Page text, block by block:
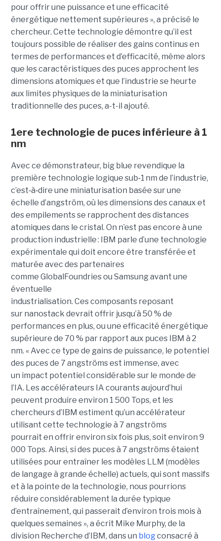
pour offrir une puissance et une efficacité
énergétique nettement supérieures », a précisé le
chercheur. Cette technologie démontre qu’il est
toujours possible de réaliser des gains continus en
termes de performances et d’efficacité, même alors
que les caractéristiques des puces approchent les
dimensions atomiques et que l’industrie se heurte
aux limites physiques de la miniaturisation
traditionnelle des puces, a-t-il ajouté.
1ere technologie de puces inférieure à 1
nm
Avec ce démonstrateur, big blue revendique la
première technologie logique sub‑1 nm de l’industrie,
c’est‑à‑dire une miniaturisation basée sur une
échelle d’angström, où les dimensions des canaux et
des empilements se rapprochent des distances
atomiques dans le cristal. On n’est pas encore à une
production industrielle : IBM parle d’une technologie
expérimentale qui doit encore être transférée et
maturée avec des partenaires
comme GlobalFoundries ou Samsung avant une
éventuelle
industrialisation. Ces composants reposant
sur nanostack devrait offrir jusqu’à 50 % de
performances en plus, ou une efficacité énergétique
supérieure de 70 % par rapport aux puces IBM à 2
nm. « Avec ce type de gains de puissance, le potentiel
des puces de 7 angströms est immense, avec
un impact potentiel considérable sur le monde de
l’IA. Les accélérateurs IA courants aujourd’hui
peuvent produire environ 1 500 Tops, et les
chercheurs d’IBM estiment qu’un accélérateur
utilisant cette technologie à 7 angströms
pourrait en offrir environ six fois plus, soit environ 9
000 Tops. Ainsi, si des puces à 7 angströms étaient
utilisées pour entraîner les modèles LLM (modèles
de langage à grande échelle) actuels, qui sont massifs
et à la pointe de la technologie, nous pourrions
réduire considérablement la durée typique
d’entraînement, qui passerait d’environ trois mois à
quelques semaines », a écrit Mike Murphy, de la
division Recherche d’IBM, dans un blogconsacré à